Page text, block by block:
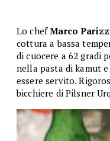
Lo chefMarco
cottura a bassa
di cuocere a 62 gradi
nella pasta di kamut
essere servito.
bicchiere di Pilsner